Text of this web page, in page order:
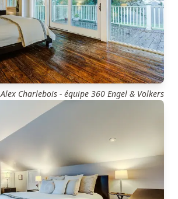
Alex Charlebois - équipe 360 Engel & Volkers